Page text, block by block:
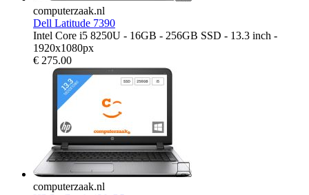
computerzaak.nl
Dell Latitude 7390
Intel Core i5 8250U - 16GB - 256GB SSD - 13.3 inch -
1920x1080px
€ 275.00
computerzaak.nl